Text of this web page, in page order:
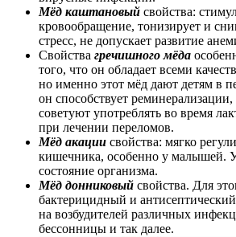
Мёд каштановый свойства:
кровообращение, тонизирует и
стресс, не допускает развитие
Свойства гречишного мёда
того, что он обладает всеми
но именно этот мёд дают детям в
он способствует реминерализации,
советуют употреблять во время
при лечении переломов.
Мёд акации свойства: мягко
кишечника, особенно у малышей.
состояние организма.
Мёд донниковый свойства. Для
бактерицидный и
на возбудителей различных
бессонницы и так далее.